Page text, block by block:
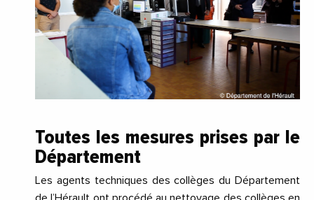
Toutes les mesures prises par le
Département
Les agents techniques des collèges du Département
de l’Hérault ont procédé au nettoyage des collèges en